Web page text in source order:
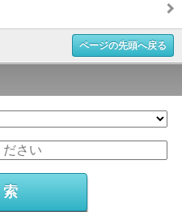
ページの先頭へ戻る